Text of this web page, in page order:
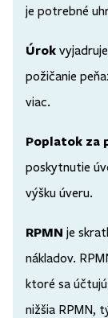
je potrebné
Úrok
požičanie
viac.
Poplatok za
poskytnutie
výšku úveru.
RPMN je
nákladov.
ktoré sa
nižšia RPMN,